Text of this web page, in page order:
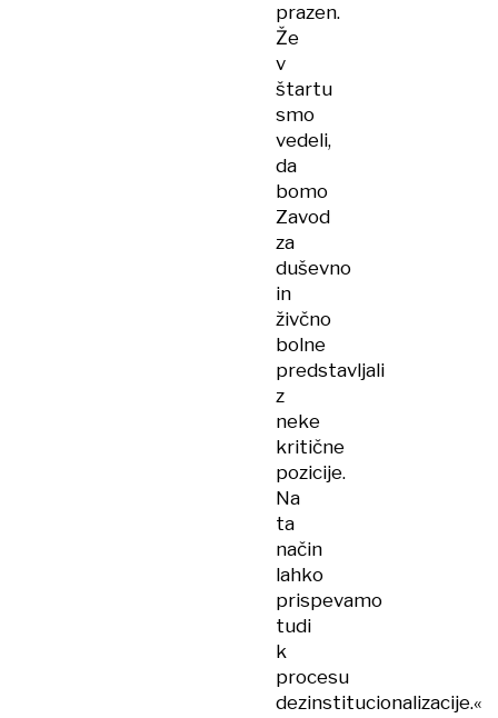
prazen.
Že
v
štartu
smo
vedeli,
da
bomo
Zavod
za
duševno
in
živčno
bolne
predstavljali
z
neke
kritične
pozicije.
Na
ta
način
lahko
prispevamo
tudi
k
procesu
dezinstitucionalizacije.«